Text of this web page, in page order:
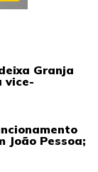
Granja
vice-
João Pessoa;